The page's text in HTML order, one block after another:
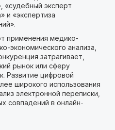
«судебный эксперт
и «экспертиза
применения медико-
экономического анализа,
затрагивает,
рынок или сферу
Развитие цифровой
широкого использования
электронной переписки,
совпадений в онлайн-